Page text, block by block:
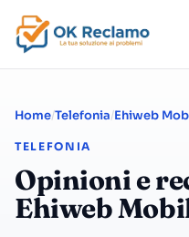
Home Telefonia Ehiweb
TELEFONIA
Opinioni e
Ehiweb